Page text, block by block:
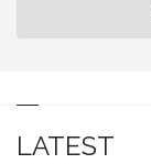
LATEST